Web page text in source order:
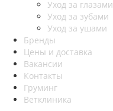
Уход за глазами
Уход за зубами
Уход за ушами
Бренды
Цены и доставка
Вакансии
Контакты
Груминг
Ветклиника